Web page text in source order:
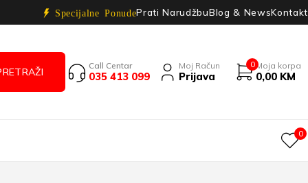
Specijalne PonudePrati NarudžbuBlog & NewsKontakt
Call Centar
035 413 099
Moj Račun
Prijava
0 Moja korpa
0,00 KM
0